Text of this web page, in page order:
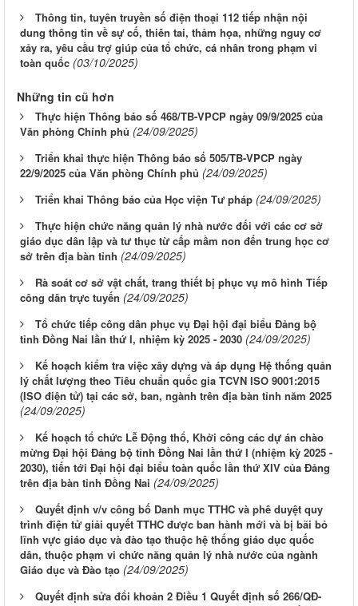
Thông tin, tuyên truyền số điện thoại 112 tiếp nhận nội
dung thông tin về sự cố, thiên tai, thảm họa, những nguy cơ
xảy ra, yêu cầu trợ giúp của tổ chức, cá nhân trong phạm vi
toàn quốc (03/10/2025)
Những tin cũ hơn
Thực hiện Thông báo số 468/TB-VPCP ngày 09/9/2025 của
Văn phòng Chính phủ (24/09/2025)
Triển khai thực hiện Thông báo số 505/TB-VPCP ngày
22/9/2025 của Văn phòng Chính phủ (24/09/2025)
Triển khai Thông báo của Học viện Tư pháp (24/09/2025)
Thực hiện chức năng quản lý nhà nước đối với các cơ sở
giáo dục dân lập và tư thục từ cấp mầm non đến trung học cơ
sở trên địa bàn tỉnh (24/09/2025)
Rà soát cơ sở vật chất, trang thiết bị phục vụ mô hình Tiếp
công dân trực tuyến (24/09/2025)
Tổ chức tiếp công dân phục vụ Đại hội đại biểu Đảng bộ
tỉnh Đồng Nai lần thứ I, nhiệm kỳ 2025 - 2030 (24/09/2025)
Kế hoạch kiểm tra việc xây dựng và áp dụng Hệ thống quản
lý chất lượng theo Tiêu chuẩn quốc gia TCVN ISO 9001:2015
(ISO điện tử) tại các sở, ban, ngành trên địa bàn tỉnh năm 2025
(24/09/2025)
Kế hoạch tổ chức Lễ Động thổ, Khởi công các dự án chào
mừng Đại hội Đảng bộ tỉnh Đồng Nai lần thứ I (nhiệm kỳ 2025 -
2030), tiến tới Đại hội đại biểu toàn quốc lần thứ XIV của Đảng
trên địa bàn tỉnh Đồng Nai (24/09/2025)
Quyết định v/v công bố Danh mục TTHC và phê duyệt quy
trình điện tử giải quyết TTHC được ban hành mới và bị bãi bỏ
lĩnh vực giáo dục và đào tạo thuộc hệ thống giáo dục quốc
dân, thuộc phạm vi chức năng quản lý nhà nước của ngành
Giáo dục và Đào tạo (24/09/2025)
Quyết định sửa đổi khoản 2 Điều 1 Quyết định số 266/QĐ-